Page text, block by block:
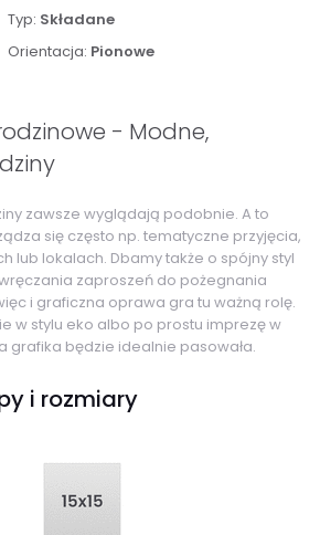
Typ: Składane
Orientacja: Pionowe
- Modne,
zawsze wyglądają podobnie. A to
się często np. tematyczne przyjęcia,
lub lokalach. Dbamy także o spójny styl
zaproszeń do pożegnania
i graficzna oprawa gra tu ważną rolę.
w stylu eko albo po prostu imprezę w
grafika będzie idealnie pasowała.
i rozmiary